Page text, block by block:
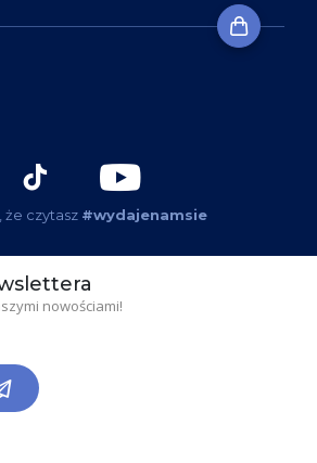
że czytasz #wydajenamsie
nowościami!